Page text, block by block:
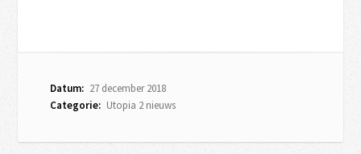
Datum: 27 december 2018
Categorie: Utopia 2 nieuws